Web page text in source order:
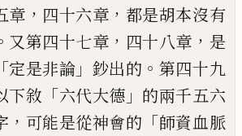
章 ， 四十六章 ， 都是胡本沒有
又第四十七章 ， 四十八章 ， 是
「定是非論 」 鈔出的 。 第四十九
下敘 「六代大德 」 的兩千五六
， 可能是從神會的 「師資血脈